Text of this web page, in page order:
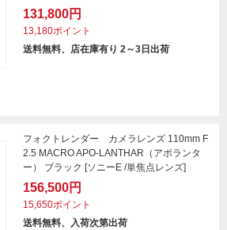
131,800円
13,180ポイント
送料無料、店在庫有り 2～3日出荷
フォクトレンダー カメラレンズ 110mm F
2.5 MACRO APO-LANTHAR（アポランタ
ー） ブラック [ソニーE /単焦点レンズ]
156,500円
15,650ポイント
送料無料、入荷次第出荷